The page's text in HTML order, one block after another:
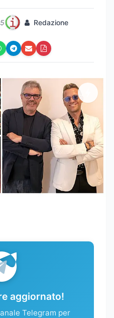
Redazione
aggiornato!
Telegram per